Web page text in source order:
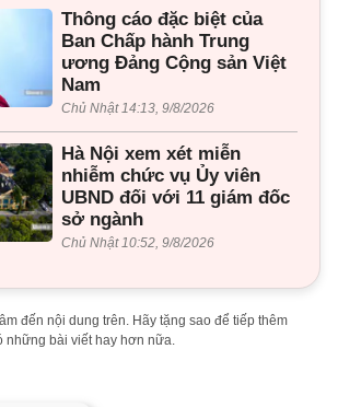
Thông cáo đặc biệt của
Ban Chấp hành Trung
ương Đảng Cộng sản Việt
Nam
Chủ Nhật 14:13, 9/8/2026
Hà Nội xem xét miễn
nhiễm chức vụ Ủy viên
UBND đối với 11 giám đốc
sở ngành
Chủ Nhật 10:52, 9/8/2026
đến nội dung trên. Hãy tặng sao để tiếp thêm
những bài viết hay hơn nữa.